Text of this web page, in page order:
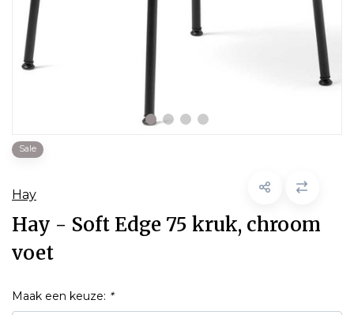
Sale
Hay
Hay - Soft Edge 75 kruk, chroom
voet
Maak een keuze: *